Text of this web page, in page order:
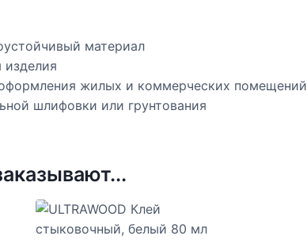
материал
изделия
жилых и коммерческих помещений
шлифовки или грунтования